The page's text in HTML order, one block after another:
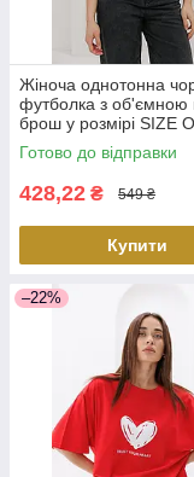
Жіноча однотонна
футболка з об'ємною
брош у розмірі SIZE
Готово до відправки
428,22 ₴ 549 ₴
Купити
–22%